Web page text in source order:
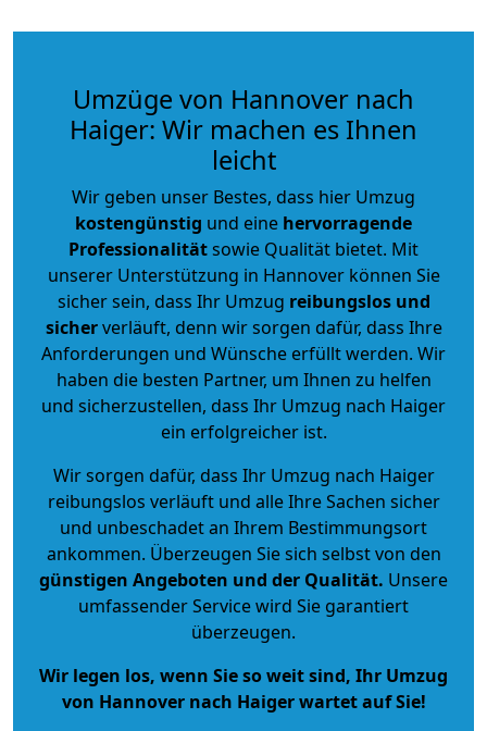
Umzüge von Hannover nach
Haiger: Wir machen es Ihnen
leicht
Wir geben unser Bestes, dass hier Umzug
kostengünstig und eine hervorragende
Professionalitätsowie Qualität bietet. Mit
unserer Unterstützung in Hannover können Sie
sicher sein, dass Ihr Umzug reibungslos und
sicherverläuft, denn wir sorgen dafür, dass Ihre
Anforderungen und Wünsche erfüllt werden. Wir
haben die besten Partner, um Ihnen zu helfen
und sicherzustellen, dass Ihr Umzug nach Haiger
ein erfolgreicher ist.
Wir sorgen dafür, dass Ihr Umzug nach Haiger
reibungslos verläuft und alle Ihre Sachen sicher
und unbeschadet an Ihrem Bestimmungsort
ankommen. Überzeugen Sie sich selbst von den
günstigen Angeboten und der Qualität. Unsere
umfassender Service wird Sie garantiert
überzeugen.
Wir legen los, wenn Sie so weit sind, Ihr Umzug
von Hannover nach Haiger wartet auf Sie!